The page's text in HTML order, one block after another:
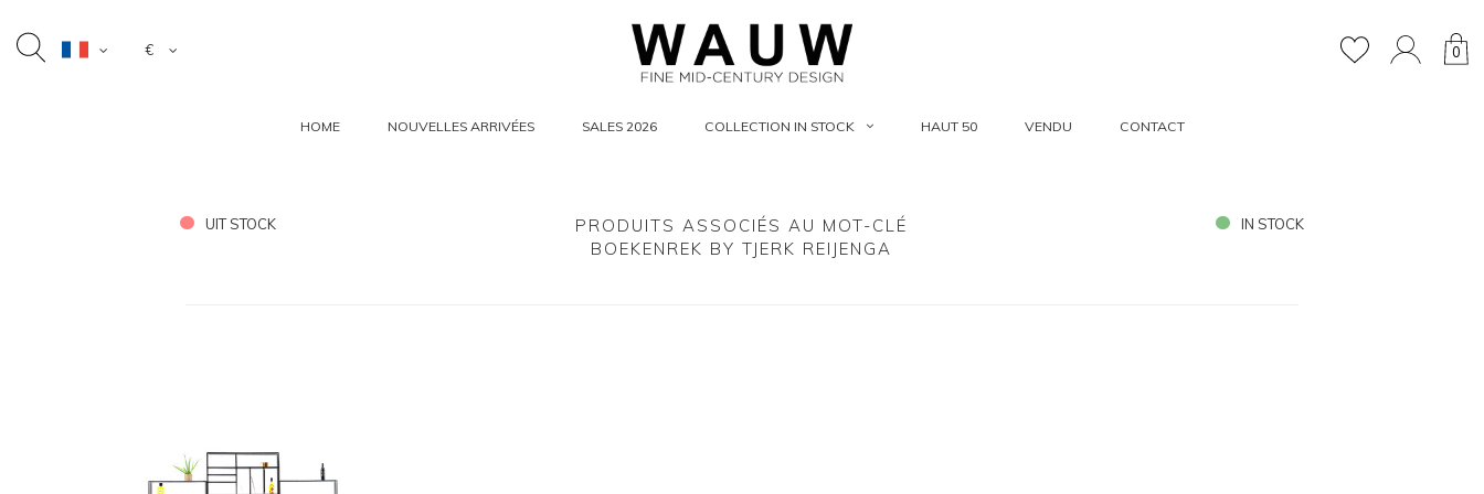
€ 0
HOME NOUVELLES ARRIVÉES SALES 2026 COLLECTION IN STOCK HAUT 50 VENDU CONTACT
UIT STOCK
PRODUITS ASSOCIÉS AU MOT-CLÉ
BOEKENREK BY TJERK REIJENGA
IN STOCK